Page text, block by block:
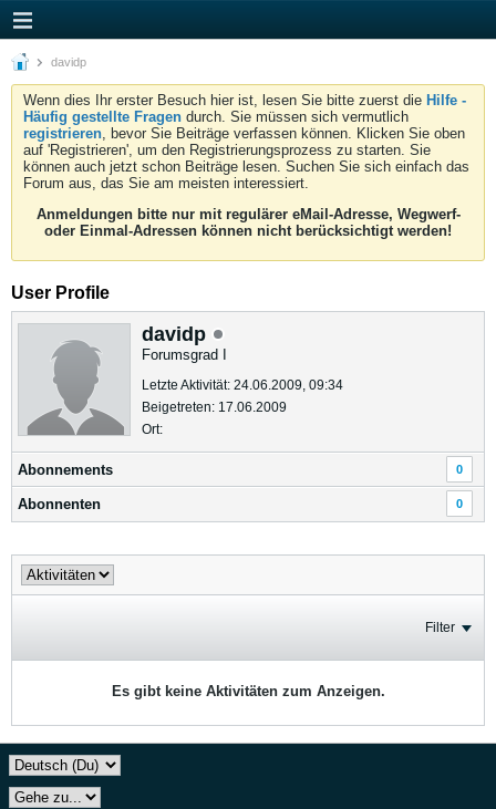
davidp
Wenn dies Ihr erster Besuch hier ist, lesen Sie bitte zuerst die Hilfe -
Häufig gestellte Fragen durch. Sie müssen sich vermutlich
registrieren, bevor Sie Beiträge verfassen können. Klicken Sie oben
auf 'Registrieren', um den Registrierungsprozess zu starten. Sie
können auch jetzt schon Beiträge lesen. Suchen Sie sich einfach das
Forum aus, das Sie am meisten interessiert.
Anmeldungen bitte nur mit regulärer eMail-Adresse, Wegwerf-
oder Einmal-Adressen können nicht berücksichtigt werden!
User Profile
davidp
Forumsgrad I
Letzte Aktivität: 24.06.2009, 09:34
Beigetreten: 17.06.2009
Ort:
Abonnements 0
Abonnenten 0
Filter
Es gibt keine Aktivitäten zum Anzeigen.